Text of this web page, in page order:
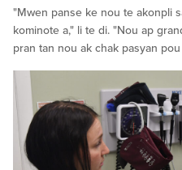
"Mwen panse ke nou te akonpli
kominote a," li te di. "Nou ap
pran tan nou ak chak pasyan